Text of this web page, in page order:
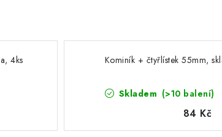
4ks Kominík + čtyřlístek 55mm,
Skladem (>10 balení)
84 Kč